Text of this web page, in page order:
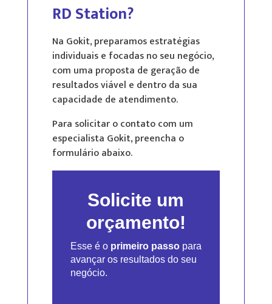
RD Station?
Na Gokit, preparamos estratégias
individuais e focadas no seu negócio,
com uma proposta de geração de
resultados viável e dentro da sua
capacidade de atendimento.
Para solicitar o contato com um
especialista Gokit, preencha o
formulário abaixo.
Solicite um
orçamento!
Esse é o primeiro passopara
avançar os resultados do seu
negócio.